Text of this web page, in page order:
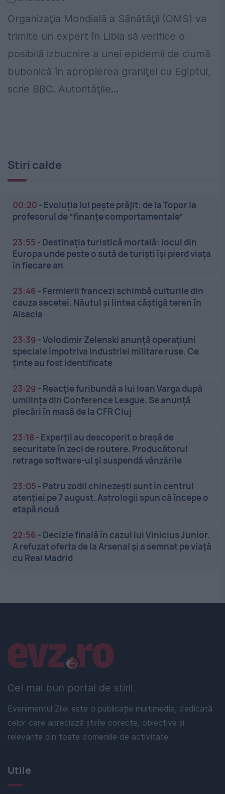
Organizaţia Mondială a Sănătăţii (OMS) va
trimite un expert în Libia să verifice o
posibilă izbucnire a unei epidemii de ciumă
bubonică în apropierea graniţei cu Egiptul,
scrie BBC. Autorităţile...
Stiri calde
00:20 - Evoluția lui pește prăjit: de la Topor la
profesorul de ”finanțe comportamentale”
23:55 - Destinația turistică mortală: locul din
Europa unde peste o sută de turiști își pierd viața
în fiecare an
23:46 - Fermierii francezi schimbă culturile din
cauza secetei. Năutul și lintea câștigă teren în
Alsacia
23:39 -Volodimir Zelenski anunță operațiuni
speciale împotriva industriei militare ruse. Ce
ținte au fost identificate
23:29 - Reacție furibundă a lui Ioan Varga după
umilința din Conference League. Se anunță
plecări în masă de la CFR Cluj
23:18 - Experții au descoperit o breșă de
securitate în zeci de routere. Producătorul
retrage software-ul și suspendă vânzările
23:05 - Patru zodii chinezești sunt în centrul
atenției pe 7 august. Astrologii spun că începe o
etapă nouă
22:56 - Decizie finală în cazul lui Vinicius Junior.
A refuzat oferta de la Arsenal și a semnat pe viață
cu Real Madrid
Cel mai bun portal de stiri!
Evenimentul Zilei este o publicație multimedia, dedicată
celor care apreciază știrile corecte, obiective și
relevante din toate domeniile de activitate
Linkuri utile
Utile